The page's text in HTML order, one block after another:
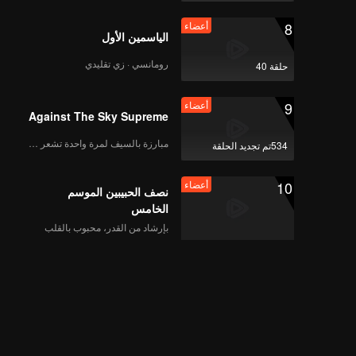
8
حلقة 40
أعضاء
الياسمين الأول
رومانسي · زي تقليدي
9
534تم تجديد الحلقة
أعضاء
Against The Sky Supreme
10 أعضاء
نصف الحبيبين الموسم
الخامس
بإرشاد من القدر، محبوب بالقلب